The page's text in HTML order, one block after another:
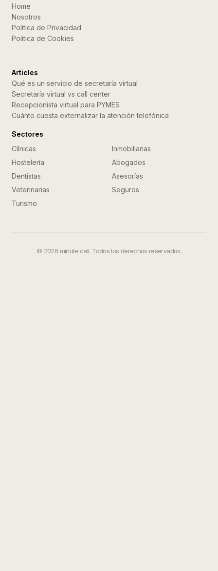
Home
Nosotros
Politica de Privacidad
Politica de Cookies
Articles
Qué es un servicio de secretaría virtual
Secretaría virtual vs call center
Recepcionista virtual para PYMES
Cuánto cuesta externalizar la atención telefónica
Sectores
Clínicas
Inmobiliarias
Hostelería
Abogados
Dentistas
Asesorías
Veterinarias
Seguros
Turismo
© 2026 minute call. Todos los derechos reservados.